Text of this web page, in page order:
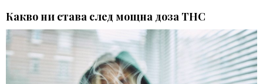
Какво ни става след мощна доза THC